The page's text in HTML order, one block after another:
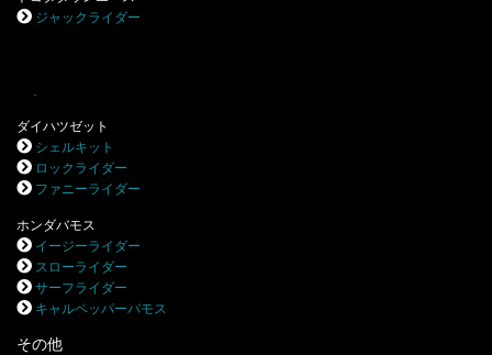
ジャックライダー
ダイハツゼット
シェルキット
ロックライダー
ファニーライダー
ホンダバモス
イージーライダー
スローライダー
サーフライダー
キャルペッパーバモス
その他